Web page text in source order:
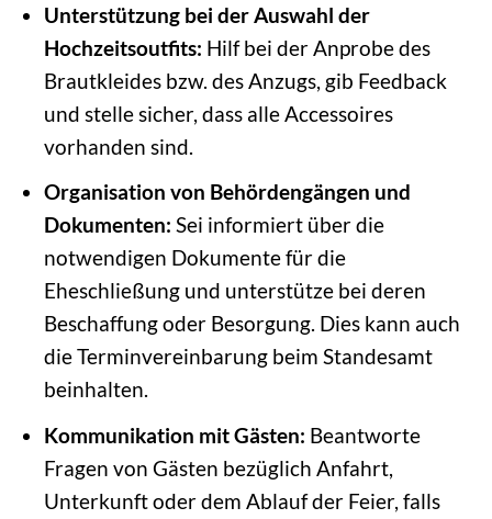
Unterstützung bei der Auswahl der
Hochzeitsoutfits: Hilf bei der Anprobe des
Brautkleides bzw. des Anzugs, gib Feedback
und stelle sicher, dass alle Accessoires
vorhanden sind.
Organisation von Behördengängen und
Dokumenten: Sei informiert über die
notwendigen Dokumente für die
Eheschließung und unterstütze bei deren
Beschaffung oder Besorgung. Dies kann auch
die Terminvereinbarung beim Standesamt
beinhalten.
Kommunikation mit Gästen: Beantworte
Fragen von Gästen bezüglich Anfahrt,
Unterkunft oder dem Ablauf der Feier, falls